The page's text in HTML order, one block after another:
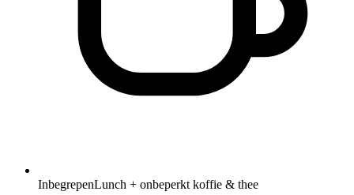
InbegrepenLunch + onbeperkt koffie & thee